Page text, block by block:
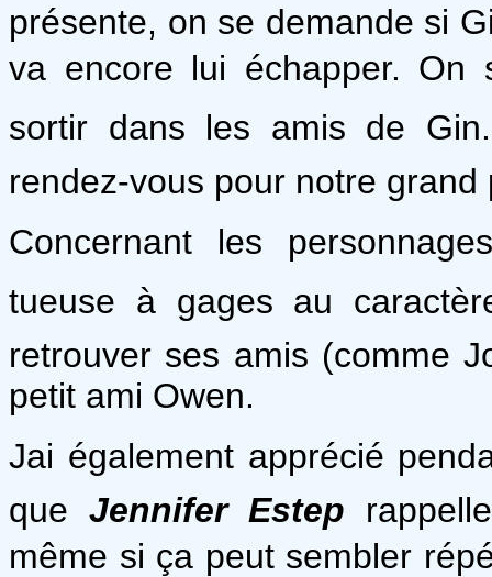
présente, on se demande si
va encore lui échapper. On
sortir dans les amis de
rendez-vous pour notre grand
Concernant les
tueuse à gages au
retrouver ses amis (comme
petit ami Owen.
Jai également apprécié
queJennifer Estep
même si ça peut sembler